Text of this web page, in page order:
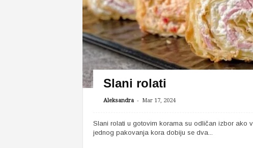
Slani rolati
Aleksandra - Mar 17, 2024
Slani rolati u gotovim korama su odličan izbor ako
jednog pakovanja kora dobiju se dva...